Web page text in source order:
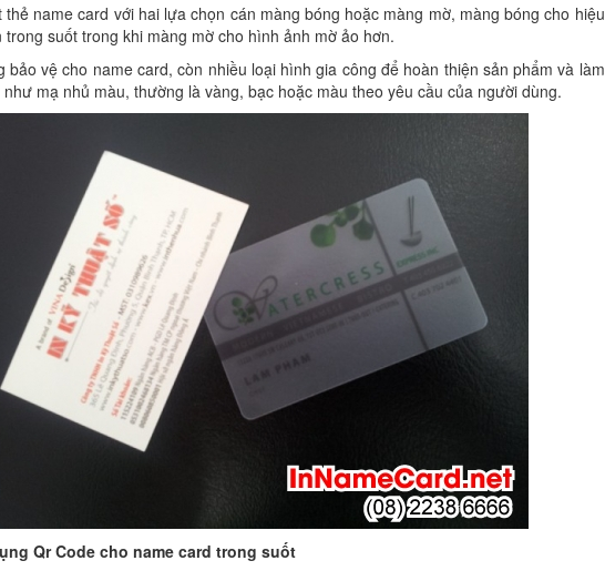
thẻ name card với hai lựa chọn cán màng bóng hoặc màng mờ, màng bóng cho hiệu
trong suốt trong khi màng mờ cho hình ảnh mờ ảo hơn.
bảo vệ cho name card, còn nhiều loại hình gia công để hoàn thiện sản phẩm và làm
mạ nhủ màu, thường là vàng, bạc hoặc màu theo yêu cầu của người dùng.
Qr Code cho name card trong suốt